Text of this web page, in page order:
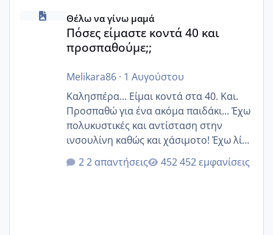
Πόσες είμαστε κοντά 40 και προσπαθούμε;;
Θέλω να γίνω μαμά
Πόσες είμαστε κοντά 40 και
προσπαθούμε;;
Melikara86· 1 Αυγούστου
Καλησπέρα... Είμαι κοντά στα 40. Και.
Προσπαθώ για ένα ακόμα παιδάκι... Έχω
πολυκυστικές και αντίσταση στην
ινσουλίνη καθώς και χάσιμοτο! Έχω λίγα
κιλά παραπάνω και όσο κ αν προσπαθώ
δεν χάνω εύκολα! Προσπαθώ για ακόμη
2 απαντήσεις 452 εμφανίσεις